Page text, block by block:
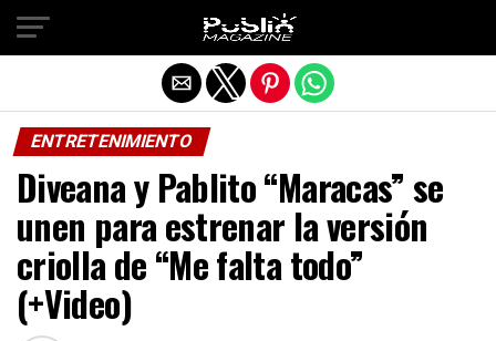
ENTRETENIMIENTO
Diveana y Pablito “Maracas” se
unen para estrenar la versión
criolla de “Me falta todo”
(+Video)
Salir de la versión móvil